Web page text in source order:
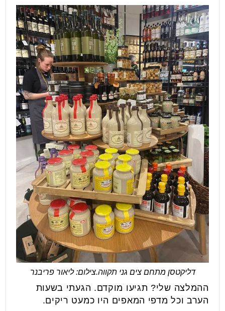
דליקטסן מתחם צים גני תקווה.צילום: ליאור פריבנר
ההמלצה שלי? תגיעו מוקדם. הגעתי בשעות
הערב וכל מדפי המאפים היו כמעט ריקים.